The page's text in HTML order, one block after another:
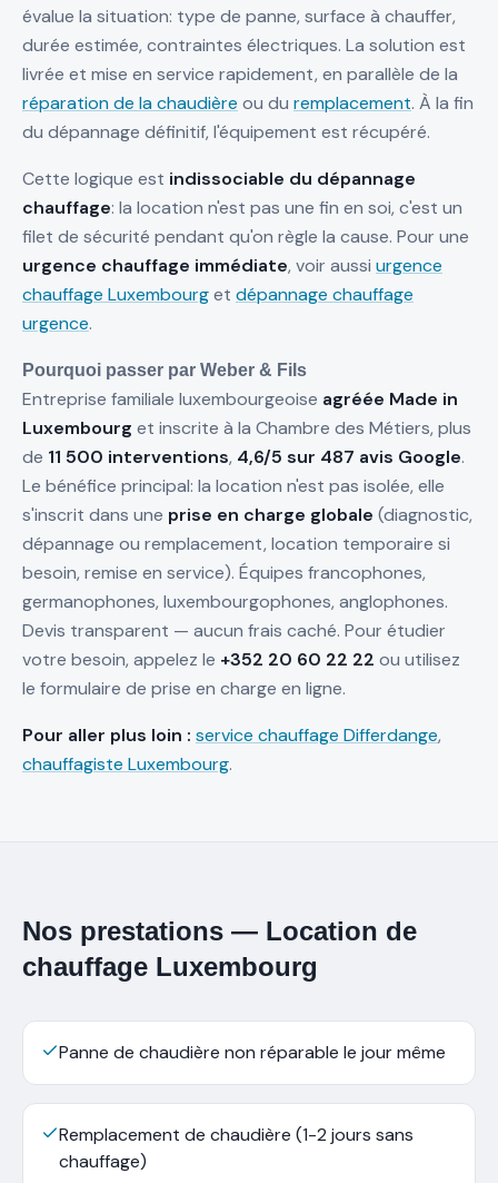
évalue la situation: type de panne, surface à chauffer,
durée estimée, contraintes électriques. La solution est
livrée et mise en service rapidement, en parallèle de la
réparation de la chaudière ou du remplacement. À la fin
du dépannage définitif, l'équipement est récupéré.
Cette logique est indissociable du dépannage
chauffage: la location n'est pas une fin en soi, c'est un
filet de sécurité pendant qu'on règle la cause. Pour une
urgence chauffage immédiate, voir aussi urgence
chauffage Luxembourget dépannage chauffage
urgence.
Pourquoi passer par Weber & Fils
Entreprise familiale luxembourgeoise agréée Made in
Luxembourg et inscrite à la Chambre des Métiers, plus
de 11 500 interventions, 4,6/5 sur 487 avis Google.
Le bénéfice principal: la location n'est pas isolée, elle
s'inscrit dans une prise en charge globale (diagnostic,
dépannage ou remplacement, location temporaire si
besoin, remise en service). Équipes francophones,
germanophones, luxembourgophones, anglophones.
Devis transparent — aucun frais caché. Pour étudier
votre besoin, appelez le +352 20 60 22 22 ou utilisez
le formulaire de prise en charge en ligne.
Pour aller plus loin : service chauffage Differdange,
chauffagiste Luxembourg.
Nos prestations — Location de
chauffage Luxembourg
Panne de chaudière non réparable le jour même
Remplacement de chaudière (1-2 jours sans
chauffage)